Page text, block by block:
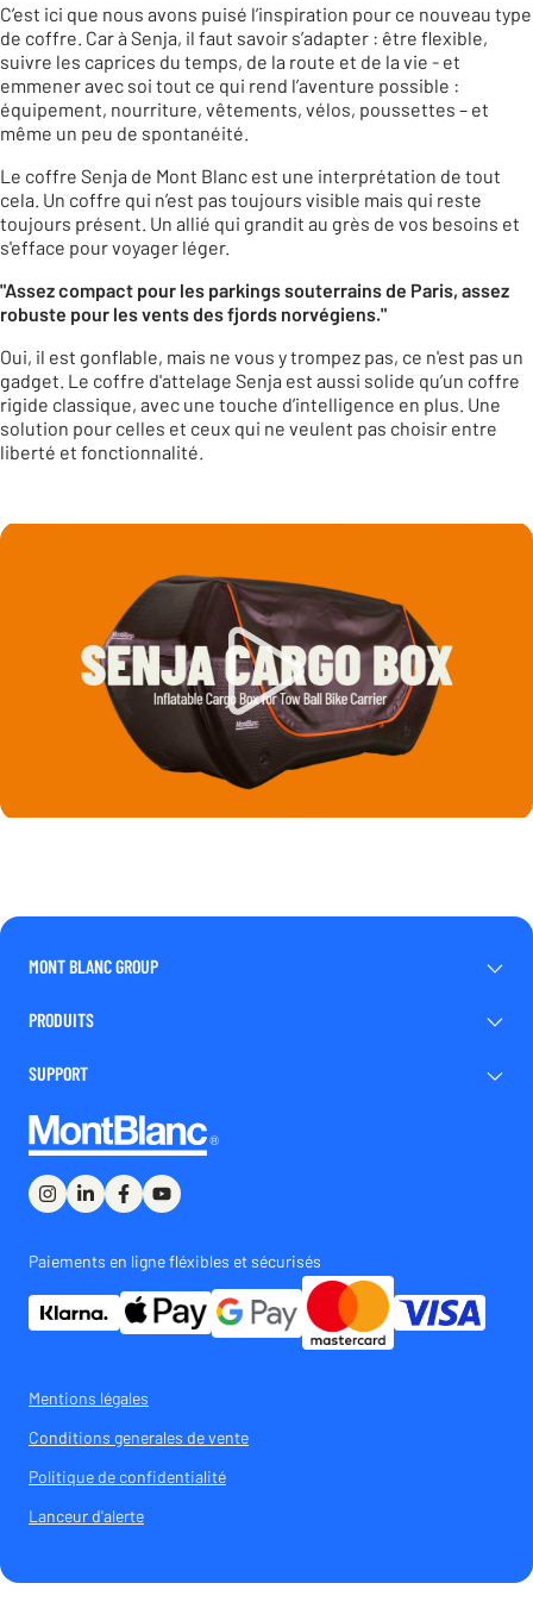
C’est ici que nous avons puisé l’inspiration pour ce nouveau type
de coffre. Car à Senja, il faut savoir s’adapter : être flexible,
suivre les caprices du temps, de la route et de la vie - et
emmener avec soi tout ce qui rend l’aventure possible :
équipement, nourriture, vêtements, vélos, poussettes – et
même un peu de spontanéité.
Le coffre Senja de Mont Blanc est une interprétation de tout
cela. Un coffre qui n’est pas toujours visible mais qui reste
toujours présent. Un allié qui grandit au grès de vos besoins et
s'efface pour voyager léger.
"Assez compact pour les parkings souterrains de Paris, assez
robuste pour les vents des fjords norvégiens."
Oui, il est gonflable, mais ne vous y trompez pas, ce n'est pas un
gadget. Le coffre d'attelage Senja est aussi solide qu’un coffre
rigide classique, avec une touche d’intelligence en plus. Une
solution pour celles et ceux qui ne veulent pas choisir entre
liberté et fonctionnalité.
MONT BLANC GROUP
PRODUITS
SUPPORT
Paiements en ligne fléxibles et sécurisés
Mentions légales
Conditions generales de vente
Politique de confidentialité
Lanceur d'alerte